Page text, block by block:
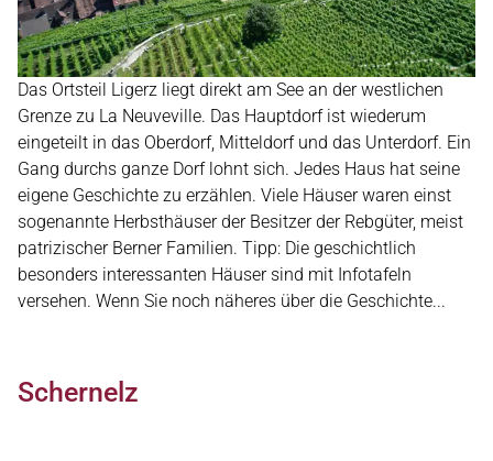
Das Ortsteil Ligerz liegt direkt am See an der westlichen
Grenze zu La Neuveville. Das Hauptdorf ist wiederum
eingeteilt in das Oberdorf, Mitteldorf und das Unterdorf. Ein
Gang durchs ganze Dorf lohnt sich. Jedes Haus hat seine
eigene Geschichte zu erzählen. Viele Häuser waren einst
sogenannte Herbsthäuser der Besitzer der Rebgüter, meist
patrizischer Berner Familien. Tipp: Die geschichtlich
besonders interessanten Häuser sind mit Infotafeln
versehen. Wenn Sie noch näheres über die Geschichte...
Schernelz